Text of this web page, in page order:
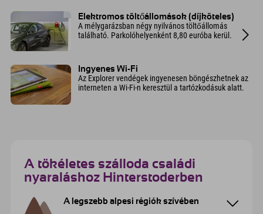
Elektromos töltőállomások (díjköteles)
A mélygarázsban négy nyilvános töltőállomás
található. Parkolóhelyenként 8,80 euróba kerül.
Ingyenes Wi-Fi
Az Explorer vendégek ingyenesen böngészhetnek az
interneten a Wi-Fi-n keresztül a tartózkodásuk alatt.
A tökéletes szálloda családi
nyaraláshoz Hinterstoderben
A legszebb alpesi régiók szívében